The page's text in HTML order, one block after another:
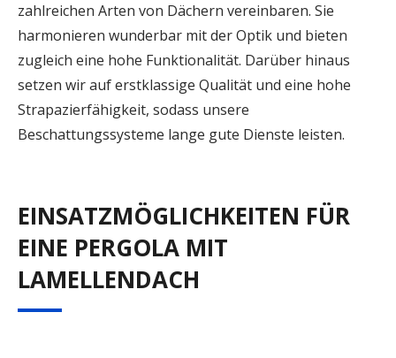
zahlreichen Arten von Dächern vereinbaren. Sie
harmonieren wunderbar mit der Optik und bieten
zugleich eine hohe Funktionalität. Darüber hinaus
setzen wir auf erstklassige Qualität und eine hohe
Strapazierfähigkeit, sodass unsere
Beschattungssysteme lange gute Dienste leisten.
EINSATZMÖGLICHKEITEN FÜR
EINE PERGOLA MIT
LAMELLENDACH